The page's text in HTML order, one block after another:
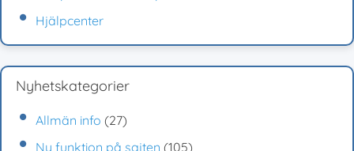
Hjälpcenter
Nyhetskategorier
Allmän info (27)
Ny funktion på sajten (105)